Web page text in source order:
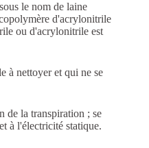
le nom de laine
d'acrylonitrile
ou d'acrylonitrile est
à nettoyer et qui ne se
de la transpiration ; se
à l'électricité statique.